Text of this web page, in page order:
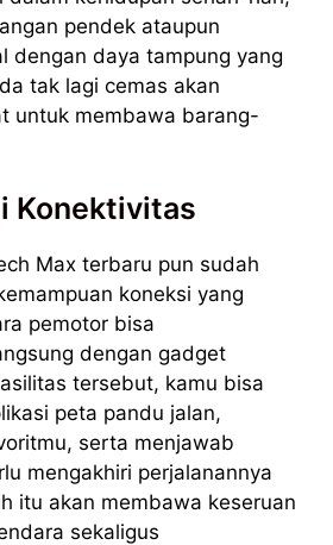
pendek ataupun
dengan daya tampung yang
tak lagi cemas akan
untuk membawa barang-
Konektivitas
Max terbaru pun sudah
koneksi yang
pemotor bisa
dengan gadget
tersebut, kamu bisa
peta pandu jalan,
serta menjawab
mengakhiri perjalanannya
itu akan membawa keseruan
sekaligus